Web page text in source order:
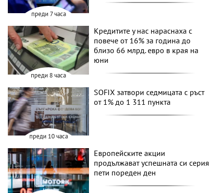
преди 7 часа
преди 8 часа
Кредитите у нас нараснаха с
повече от 16% за година до
близо 66 млрд. евро в края на
юни
преди 10 часа
SOFIX затвори седмицата с ръст
от 1% до 1 311 пункта
Европейските акции
продължават успешната си серия
пети пореден ден